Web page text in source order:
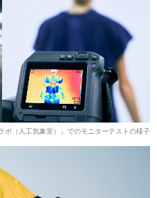
ボ（人工気象室）」でのモニターテストの様子